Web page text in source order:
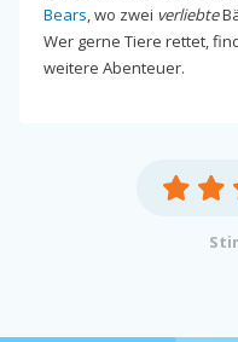
Bears, wo zwei verliebte
Wer gerne Tiere rettet,
weitere Abenteuer.